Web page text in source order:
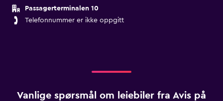
Passagerterminalen 10
Telefonnummer er ikke oppgitt
Vanlige spørsmål om leiebiler fra Avis på